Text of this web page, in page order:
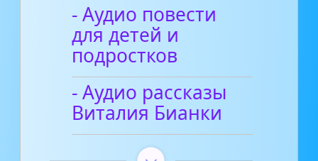
- Аудио повести
для детей и
подростков
- Аудио рассказы
Виталия Бианки